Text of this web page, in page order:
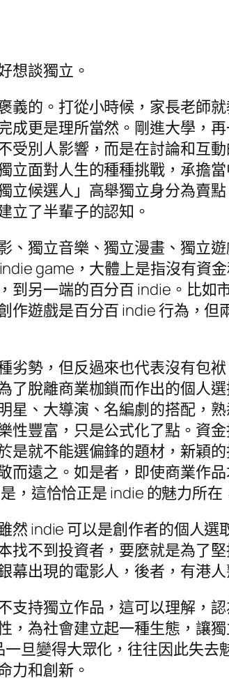
想談獨立。
義的。打從小時候，家長老師
成更是理所當然。剛進大學，
受別人影響，而是在討論和互
立面對人生的種種挑戰，承擔
立候選人」高舉獨立身分為賣
立了半輩子的認知。
、獨立音樂、獨立漫畫、獨
game，大體上是指沒有資
另一端的百分百 indie。比如
作遊戲是百分百 indie 行為，
劣勢，但反過來也代表沒有包
了脫離商業枷鎖而作出的個人
星、大導演、名編劇的搭配，
性豐富，只是公式化了點。資
是就不能選偏鋒的題材，新穎
而遠之。如是者，即使商業作
，這恰恰正是 indie 的魅力所在
然 indie 可以是創作者的個人
找不到投資者，要麼就是為了
幕出現的電影人，後者，有港人
支持獨立作品，這可以理解，
，為社會建立起一種生態，讓
旦變得大眾化，往往因此失去
力和創新。